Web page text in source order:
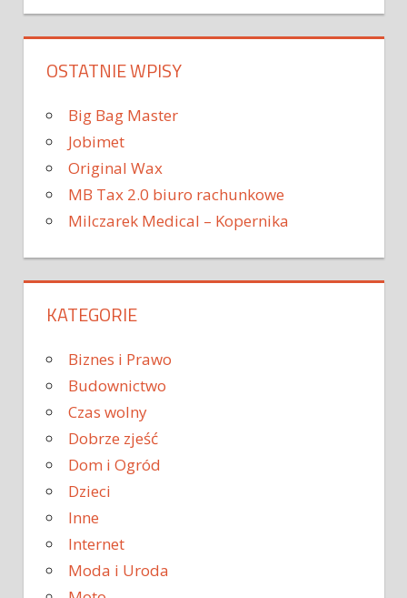
OSTATNIE WPISY
Big Bag Master
Jobimet
Original Wax
MB Tax 2.0 biuro rachunkowe
Milczarek Medical – Kopernika
KATEGORIE
Biznes i Prawo
Budownictwo
Czas wolny
Dobrze zjeść
Dom i Ogród
Dzieci
Inne
Internet
Moda i Uroda